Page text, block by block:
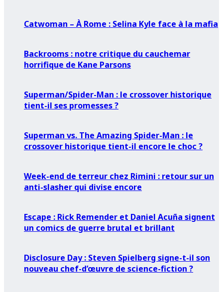
Catwoman – À Rome : Selina Kyle face à la mafia
Backrooms : notre critique du cauchemar
horrifique de Kane Parsons
Superman/Spider-Man : le crossover historique
tient-il ses promesses ?
Superman vs. The Amazing Spider-Man : le
crossover historique tient-il encore le choc ?
Week-end de terreur chez Rimini : retour sur un
anti-slasher qui divise encore
Escape : Rick Remender et Daniel Acuña signent
un comics de guerre brutal et brillant
Disclosure Day : Steven Spielberg signe-t-il son
nouveau chef-d’œuvre de science-fiction ?